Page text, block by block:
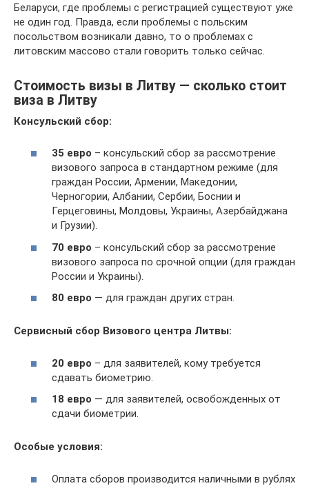
Беларуси, где проблемы с регистрацией существуют уже
не один год. Правда, если проблемы с польским
посольством возникали давно, то о проблемах с
литовским массово стали говорить только сейчас.
Стоимость визы в Литву — сколько стоит
виза в Литву
Консульский сбор:
35 евро – консульский сбор за рассмотрение
визового запроса в стандартном режиме (для
граждан России, Армении, Македонии,
Черногории, Албании, Сербии, Боснии и
Герцеговины, Молдовы, Украины, Азербайджана
и Грузии).
70 евро – консульский сбор за рассмотрение
визового запроса по срочной опции (для граждан
России и Украины).
80 евро — для граждан других стран.
Сервисный сбор Визового центра Литвы:
20 евро – для заявителей, кому требуется
сдавать биометрию.
18 евро — для заявителей, освобожденных от
сдачи биометрии.
Особые условия:
Оплата сборов производится наличными в рублях